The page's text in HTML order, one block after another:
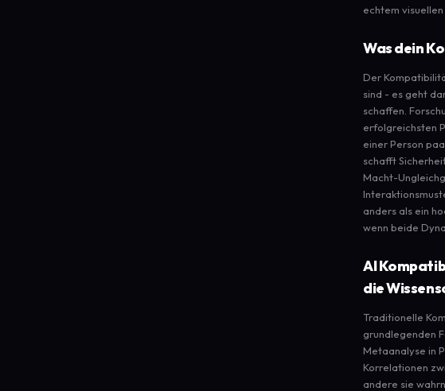
echtem
Was dein
Der
sind - es geht
schaffen.
erfolgreichsten
einer Person
schafft
Macht-
anders als ein
wenn beide
AI
die
Traditionelle
grundlegenden
Metaanalyse in
Korrelationen
andere sie